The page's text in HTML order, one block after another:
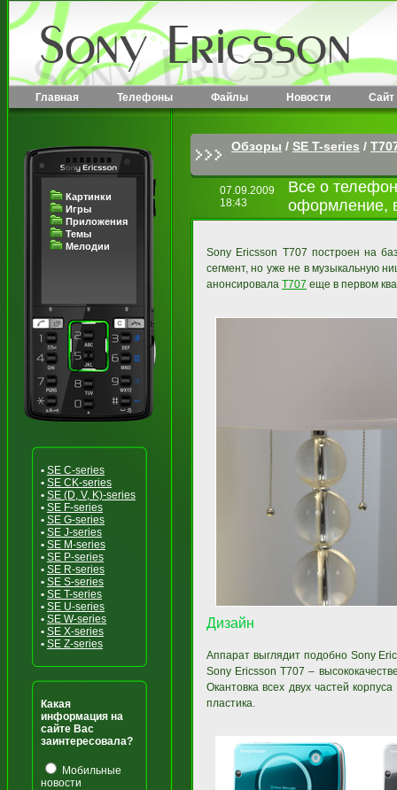
Главная Телефоны Файлы Новости Сайт
Картинки
Игры
Приложения
Темы
Мелодии
• SE C-series
• SE CK-series
• SE (D, V, K)-series
• SE F-series
• SE G-series
• SE J-series
• SE M-series
• SE P-series
• SE R-series
• SE S-series
• SE T-series
• SE U-series
• SE W-series
• SE X-series
• SE Z-series
Какая
информация на
сайте Вас
заинтересовала?
Мобильные
новости
Обзоры / SE T-series /
07.09.2009
18:43
Все о
оформление,
Sony Ericsson T707 построен на
сегмент, но уже не в музыкальную
анонсировала T707 еще в первом
Дизайн
Аппарат выглядит подобно Sony
Sony Ericsson T707 –
Окантовка всех двух частей
пластика.